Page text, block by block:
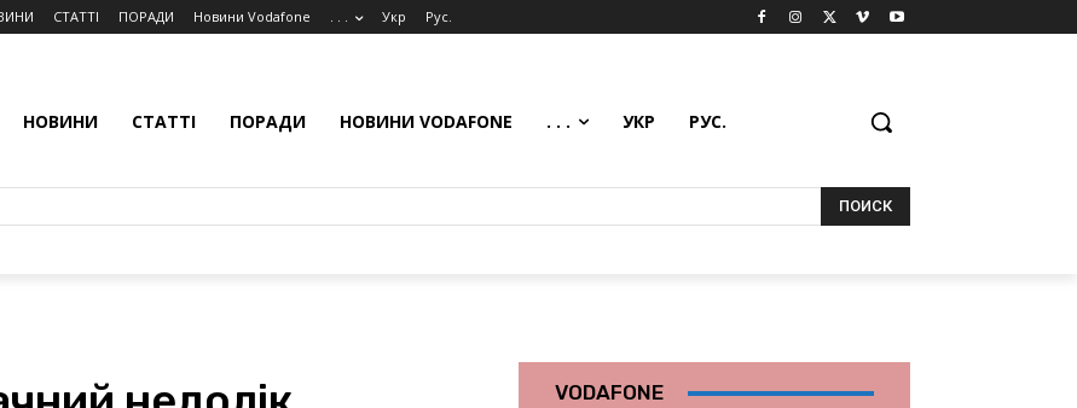
СТАТТІ ПОРАДИ Новини Vodafone . . . Укр Рус.
НОВИНИ СТАТТІ ПОРАДИ НОВИНИ VODAFONE . . . УКР РУС.
ПОИСК
VODAFONE